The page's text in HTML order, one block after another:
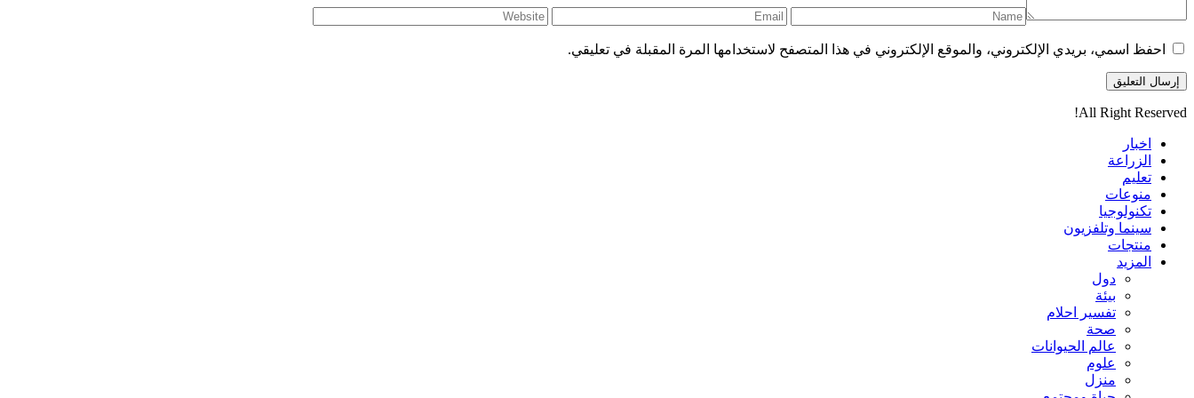
احفظ اسمي، بريدي الإلكتروني، والموقع الإلكتروني في هذا المتصفح لاستخدامها المرة المقبلة في تعليقي.
All Right Reserved!
اخبار
الزراعة
تعليم
منوعات
تكنولوجيا
سينما وتلفزيون
منتجات
المزيد
دول
بيئة
تفسير احلام
صحة
عالم الحيوانات
علوم
منزل